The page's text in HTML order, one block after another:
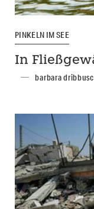
PINKELN IM SEE
In
barbara